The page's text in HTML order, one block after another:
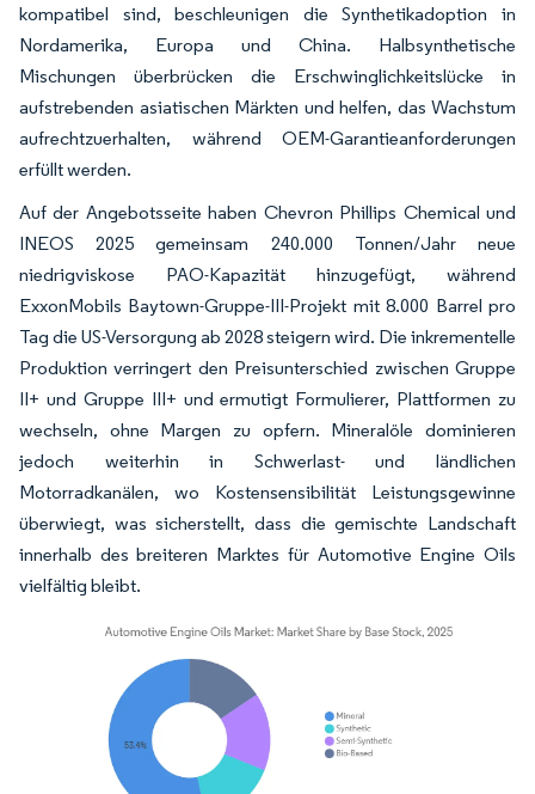
kompatibel sind, beschleunigen die Synthetikadoption in
Nordamerika, Europa und China. Halbsynthetische
Mischungen überbrücken die Erschwinglichkeitslücke in
aufstrebenden asiatischen Märkten und helfen, das Wachstum
aufrechtzuerhalten, während OEM-Garantieanforderungen
erfüllt werden.
Auf der Angebotsseite haben Chevron Phillips Chemical und
INEOS 2025 gemeinsam 240.000 Tonnen/Jahr neue
niedrigviskose PAO-Kapazität hinzugefügt, während
ExxonMobils Baytown-Gruppe-III-Projekt mit 8.000 Barrel pro
Tag die US-Versorgung ab 2028 steigern wird. Die inkrementelle
Produktion verringert den Preisunterschied zwischen Gruppe
II+ und Gruppe III+ und ermutigt Formulierer, Plattformen zu
wechseln, ohne Margen zu opfern. Mineralöle dominieren
jedoch weiterhin in Schwerlast- und ländlichen
Motorradkanälen, wo Kostensensibilität Leistungsgewinne
überwiegt, was sicherstellt, dass die gemischte Landschaft
innerhalb des breiteren Marktes für Automotive Engine Oils
vielfältig bleibt.